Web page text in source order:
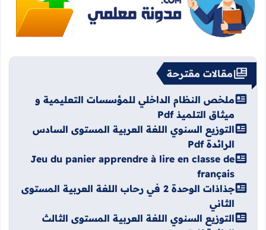
مقالات مقترحة
ملخص النظام الداخلي للمؤسسات التعليمية و
ميثاق التلميذ Pdf
التوزيع السنوي اللغة العربية المستوى السادس
الرائدة Pdf
Jeu du panier apprendre à lire en classe de
français
جذاذات الوحدة 2 في رحاب اللغة العربية المستوى
الثاني
التوزيع السنوي اللغة العربية المستوى الثالث